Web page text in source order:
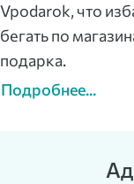
Vpodarok, что
бегать по
подарка.
Подробнее...